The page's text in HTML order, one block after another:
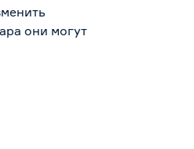
они могут